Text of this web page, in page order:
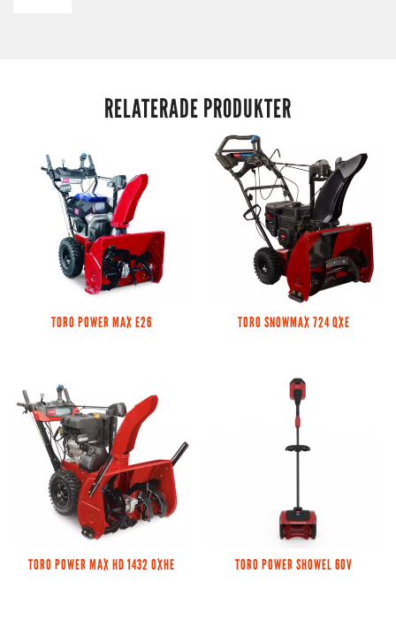
RELATERADE PRODUKTER
TORO POWER MAX E26 TORO SNOWMAX 724 QXE
TORO POWER MAX HD 1432 OXHE TORO POWER SHOWEL 60V